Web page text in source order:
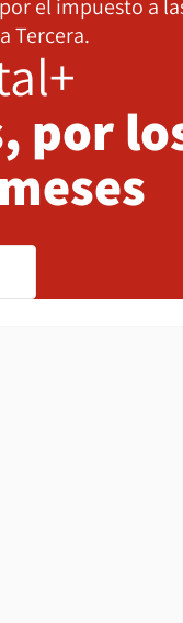
el impuesto a
Tercera.
por